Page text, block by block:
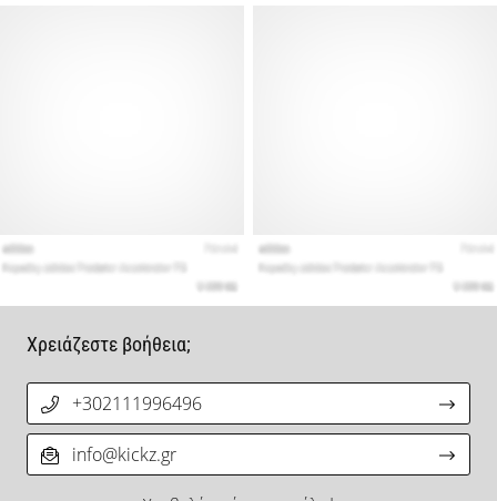
Χρειάζεστε βοήθεια;
+302111996496
info@kickz.gr